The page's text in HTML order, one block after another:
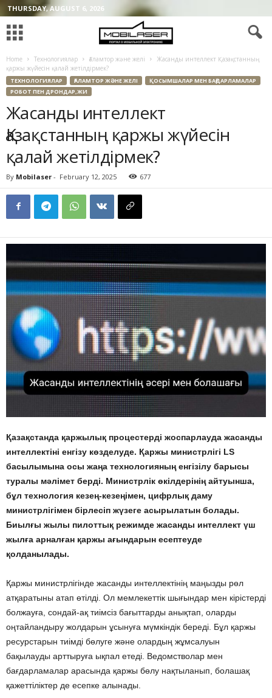
THURSDAY, AUGUST 6, 2026
Home Технологиялар Ғаламтор және желі
Жасанды интеллект Қазақстанның
қаржы жүйесін қалай жетілдірмек?
ТЕХНОЛОГИЯЛАР ҒАЛАМТОР ЖӘНЕ ЖЕЛІ
ҚОСЫМШАЛАР МЕН БАҒДАРЛАМАЛАР
РОБОТ ПЕН ДРОНДАР,ЖИ
Жасанды интеллект
Қазақстанның қаржы жүйесін
қалай жетілдірмек?
By Mobilaser - February 12, 2025 677
Қазақстанда қаржылық процестерді жоспарлауда жасанды
интеллектіні енгізу көзделуде. Қаржы министрлігі LS
басылымына осы жаңа технологияның енгізілу барысы
туралы мәлімет берді. Министрлік өкілдерінің айтуынша,
бұл технология кезең-кезеңімен, цифрлық даму
министрлігімен бірлесіп жүзеге асырылатын болады.
Биылғы жылы пилоттық режимде жасанды интеллект үш
жылға арналған қаржы ағындарын есептеуде
қолданылады.
Қаржы министрлігінде жасанды интеллектінің маңызды рөл
атқаратыны атап өтілді. Ол мемлекеттік шығындар мен кірістерді
болжауға, сондай-ақ тиімсіз бағыттарды анықтап, оларды
оңтайландыру жолдарын ұсынуға мүмкіндік береді. Бұл қаржы
ресурстарын тиімді бөлуге және олардың жұмсалуын
бақылауды арттыруға ықпал етеді. Ведомстволар мен
бағдарламалар арасында қаржы бөлу нақтыланып, болашақ
қажеттіліктер де есепке алынады.